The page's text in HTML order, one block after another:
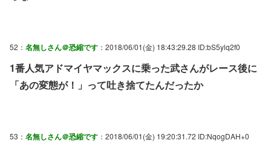
52： 名無しさん＠恐縮です ：2018/06/01(金) 18:43:29.28 ID:bS5ylq2f0
1番人気アドマイヤマックスに乗った武さんがレース後に
「あの変態が！」って吐き捨てたんだったか
53： 名無しさん＠恐縮です ：2018/06/01(金) 19:20:31.72 ID:NqogDAH+0